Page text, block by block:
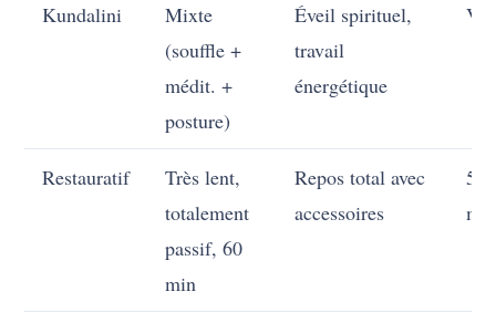
Kundalini
Mixte
(souffle +
médit. +
posture)
Éveil spirituel,
travail
énergétique
Restauratif
Très lent,
totalement
passif, 60
min
Repos total avec
accessoires